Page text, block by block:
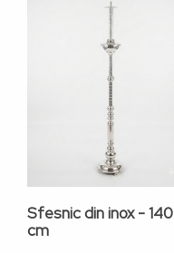
Sfesnic din inox - 140
cm